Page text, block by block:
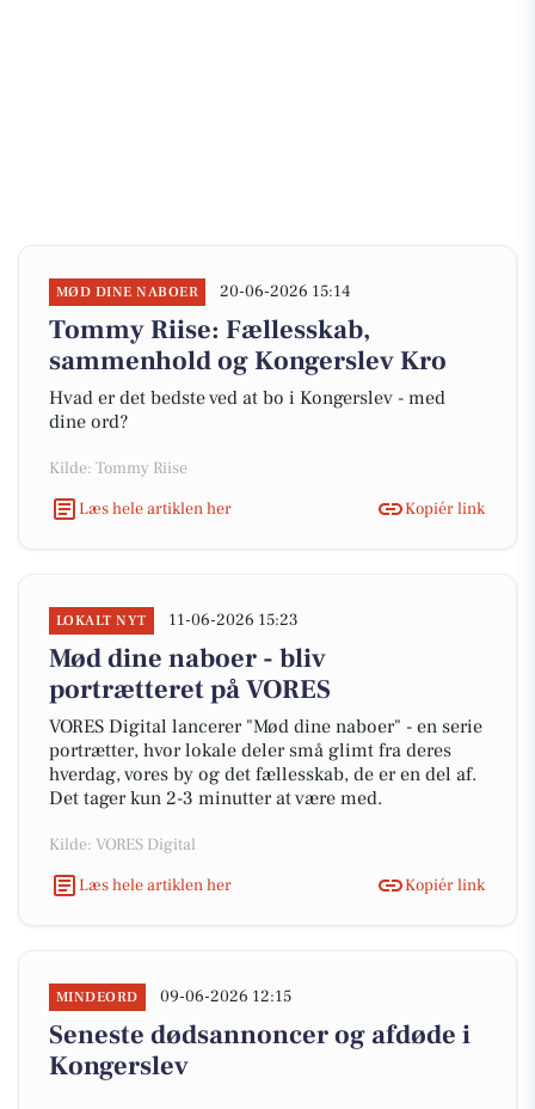
MØD DINE NABOER 20-06-2026 15:14
Tommy Riise: Fællesskab,
sammenhold og Kongerslev Kro
Hvad er det bedste ved at bo i Kongerslev - med
dine ord?
Kilde: Tommy Riise
Læs hele artiklen her
Kopiér link
LOKALT NYT 11-06-2026 15:23
Mød dine naboer - bliv
portrætteret på VORES
VORES Digital lancerer "Mød dine naboer" - en serie
portrætter, hvor lokale deler små glimt fra deres
hverdag, vores by og det fællesskab, de er en del af.
Det tager kun 2-3 minutter at være med.
Kilde: VORES Digital
Læs hele artiklen her
Kopiér link
MINDEORD 09-06-2026 12:15
Seneste dødsannoncer og afdøde i
Kongerslev